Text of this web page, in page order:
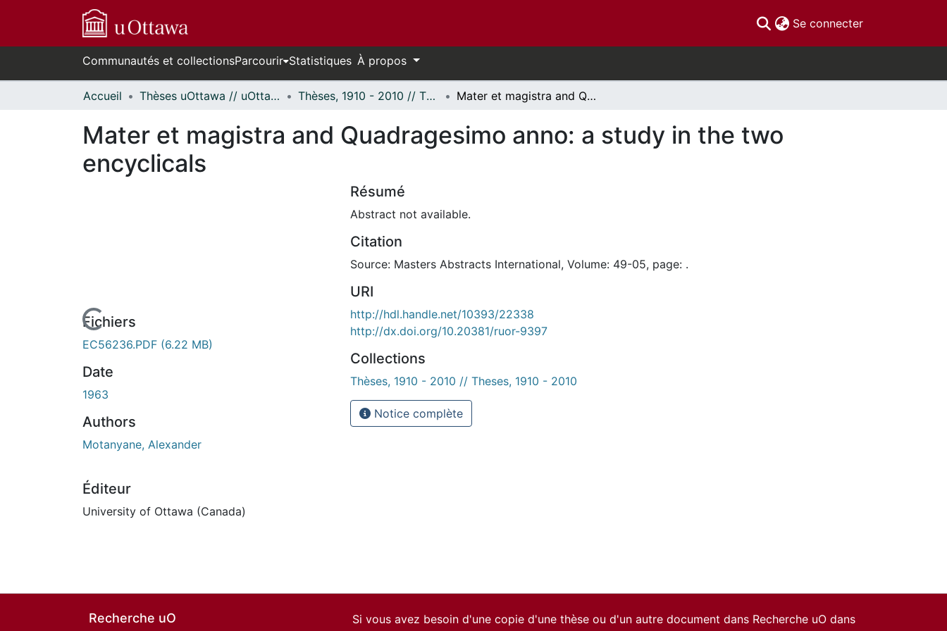
Se connecter(current)
Communautés et collectionsParcourir Statistiques À propos
Accueil Thèses uOttawa // uOttawa Theses Thèses, 1910 - 2010 // Theses, 1910 - 2010 Mater et magistra and Quadragesimo anno: a study in the two encyclicals
Mater et magistra and Quadragesimo anno: a study in the two
encyclicals
En cours de chargement...
Fichiers
EC56236.PDF (6.22 MB)
Date
1963
Authors
Motanyane, Alexander
Éditeur
University of Ottawa (Canada)
Résumé
Abstract not available.
Citation
Source: Masters Abstracts International, Volume: 49-05, page: .
URI
http://hdl.handle.net/10393/22338
http://dx.doi.org/10.20381/ruor-9397
Collections
Thèses, 1910 - 2010 // Theses, 1910 - 2010
Notice complète
Recherche uO
Si vous avez besoin d'une copie d'une thèse ou d'un autre document dans Recherche uO dans